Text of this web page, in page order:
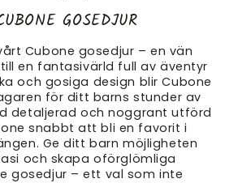
GOSEDJUR
Cubone gosedjur – en vän
en fantasivärld full av äventyr
och gosiga design blir Cubone
för ditt barns stunder av
detaljerad och noggrant utförd
snabbt att bli en favorit i
Ge ditt barn möjligheten
och skapa oförglömliga
gosedjur – ett val som inte